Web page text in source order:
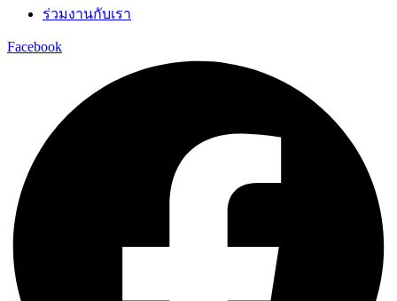
ร่วมงานกับเรา
Facebook